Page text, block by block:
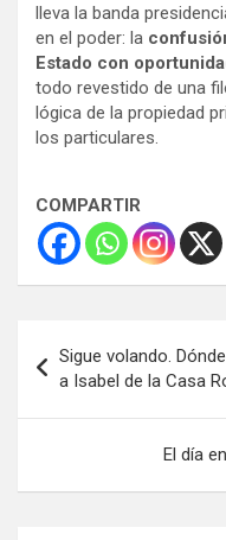
lleva la banda
en el poder: la
Estado con
todo revestido de una
lógica de la propiedad
los particulares.
COMPARTIR
de
entradas
Sigue volando.
a Isabel de la Casa
El día